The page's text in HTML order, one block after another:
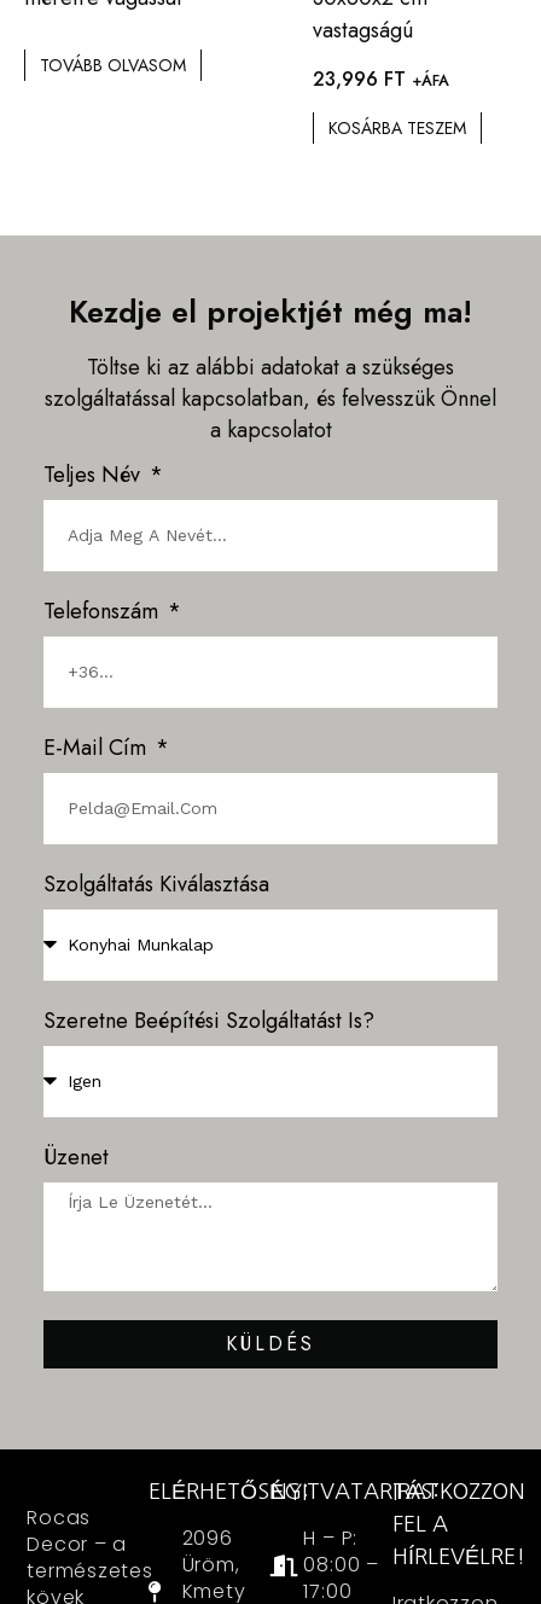
TOVÁBB OLVASOM
vastagságú
23,996 FT +ÁFA
KOSÁRBA TESZEM
Kezdje el projektjét még ma!
Töltse ki az alábbi adatokat a szükséges
szolgáltatással kapcsolatban, és felvesszük Önnel
a kapcsolatot
Teljes Név
Telefonszám
E-Mail Cím
Szolgáltatás Kiválasztása
Szeretne Beépítési Szolgáltatást Is?
Üzenet
KÜLDÉS
Rocas
Decor – a
természetes
kövek
ELÉRHETŐSÉG:
2096
Üröm,
Kmety
NYITVATARTÁS:
H – P:
08:00 –
17:00
IRATKOZZON
FEL A
HÍRLEVÉLRE!